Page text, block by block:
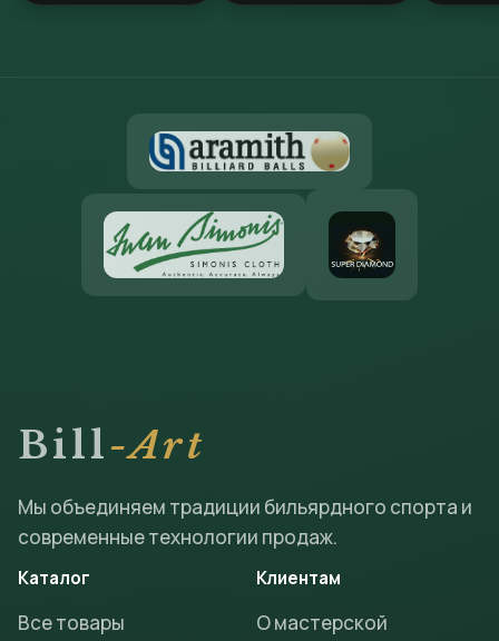
Bill-Art
Мы объединяем традиции бильярдного спорта и
современные технологии продаж.
Каталог
Все товары
Клиентам
О мастерской